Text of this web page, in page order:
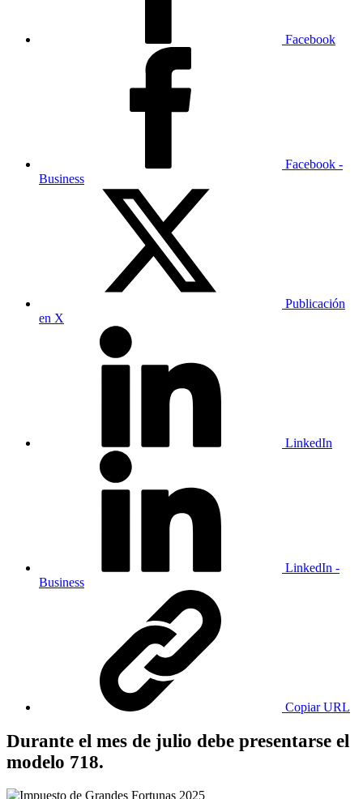
Facebook
Facebook -
Business
Publicación
en X
LinkedIn
LinkedIn -
Business
Copiar URL
Durante el mes de julio debe presentarse el
modelo 718.